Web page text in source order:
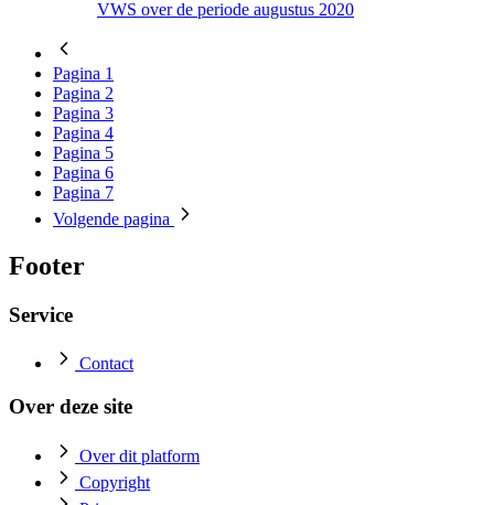
VWS over de periode augustus 2020
Pagina 1
Pagina 2
Pagina 3
Pagina 4
Pagina 5
Pagina 6
Pagina 7
Volgende pagina
Footer
Service
Contact
Over deze site
Over dit platform
Copyright